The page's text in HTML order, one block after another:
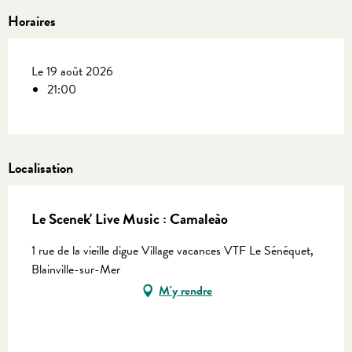
Horaires
Le 19 août 2026
21:00
Localisation
Le Scenek' Live Music : Camaleào
1 rue de la vieille digue Village vacances VTF Le Sénéquet,
Blainville-sur-Mer
M'y rendre